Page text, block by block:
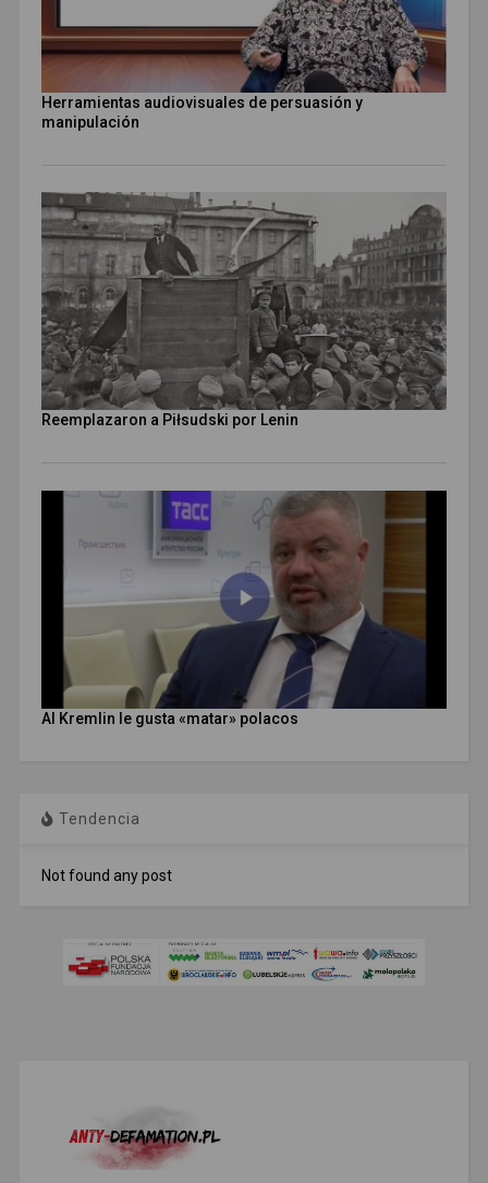
Herramientas audiovisuales de persuasión y
manipulación
Reemplazaron a Piłsudski por Lenin
Al Kremlin le gusta «matar» polacos
Tendencia
Not found any post